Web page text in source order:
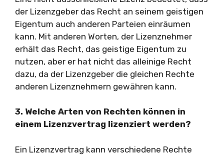
der Lizenzgeber das Recht an seinem geistigen
Eigentum auch anderen Parteien einräumen
kann. Mit anderen Worten, der Lizenznehmer
erhält das Recht, das geistige Eigentum zu
nutzen, aber er hat nicht das alleinige Recht
dazu, da der Lizenzgeber die gleichen Rechte
anderen Lizenznehmern gewähren kann.
3. Welche Arten von Rechten können in
einem Lizenzvertrag lizenziert werden?
Ein Lizenzvertrag kann verschiedene Rechte